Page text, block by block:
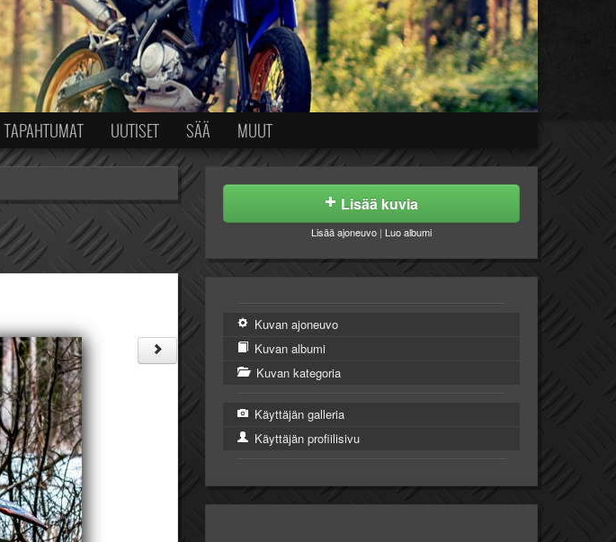
TAPAHTUMAT UUTISET SÄÄ MUUT
Lisää kuvia
Lisää ajoneuvo | Luo albumi
Kuvan ajoneuvo
Kuvan albumi
Kuvan kategoria
Käyttäjän galleria
Käyttäjän profiilisivu